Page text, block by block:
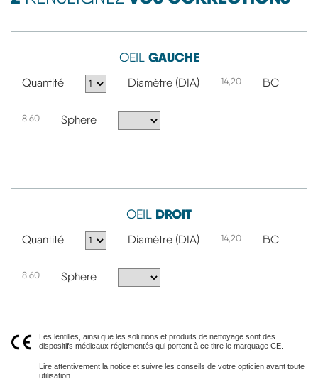
OEIL GAUCHE
Quantité Diamètre (DIA) 14,20 BC
8.60 Sphere
OEIL DROIT
Quantité Diamètre (DIA) 14,20 BC
8.60 Sphere
Les lentilles, ainsi que les solutions et produits de nettoyage sont des
dispositifs médicaux réglementés qui portent à ce titre le marquage CE.
Lire attentivement la notice et suivre les conseils de votre opticien avant toute
utilisation.